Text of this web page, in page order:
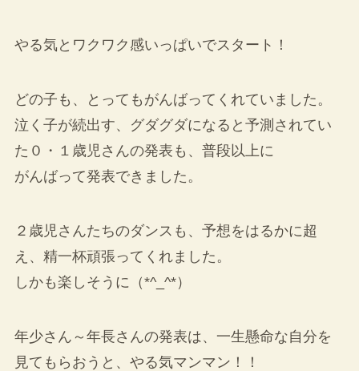
やる気とワクワク感いっぱいでスタート！
どの子も、とってもがんばってくれていました。
泣く子が続出す、グダグダになると予測されてい
た０・１歳児さんの発表も、普段以上に
がんばって発表できました。
２歳児さんたちのダンスも、予想をはるかに超
え、精一杯頑張ってくれました。
しかも楽しそうに（*^_^*）
年少さん～年長さんの発表は、一生懸命な自分を
見てもらおうと、やる気マンマン！！